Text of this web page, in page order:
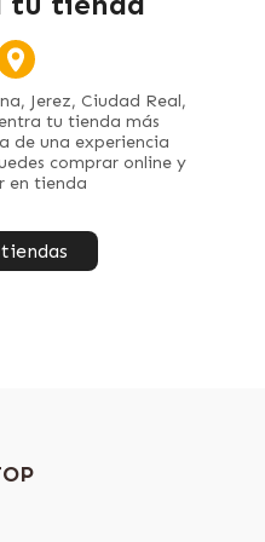
Jerez, Ciudad Real,
tu tienda más
de una experiencia
comprar online y
en tienda